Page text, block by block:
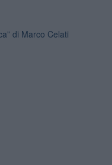
di Marco Celati